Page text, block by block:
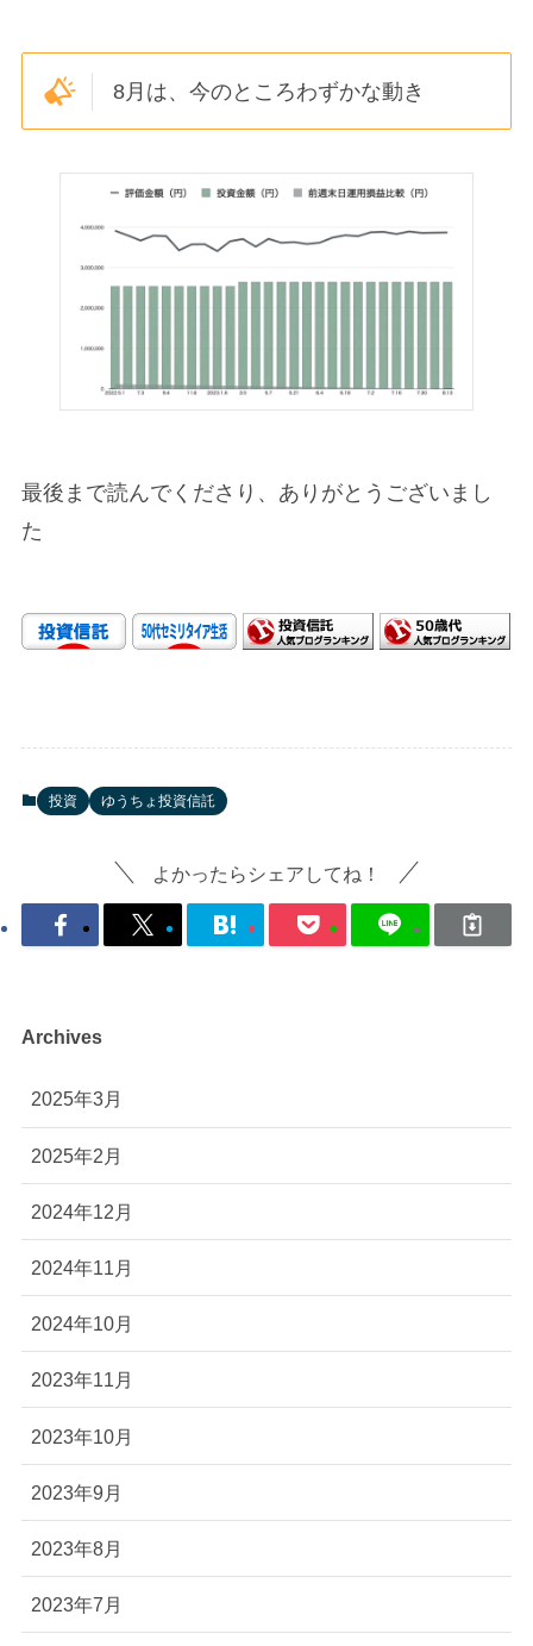
8月は、今のところわずかな動き
最後まで読んでくださり、ありがとうございまし
た
投資 ゆうちょ投資信託
よかったらシェアしてね！
Archives
2025年3月
2025年2月
2024年12月
2024年11月
2024年10月
2023年11月
2023年10月
2023年9月
2023年8月
2023年7月